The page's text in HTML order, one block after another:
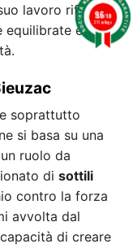
lavoro riflette
equilibrate e
soprattutto
si basa su una
ruolo da
di sottili
contro la forza
avvolta dal
di creare
9.6/10
211 ratings